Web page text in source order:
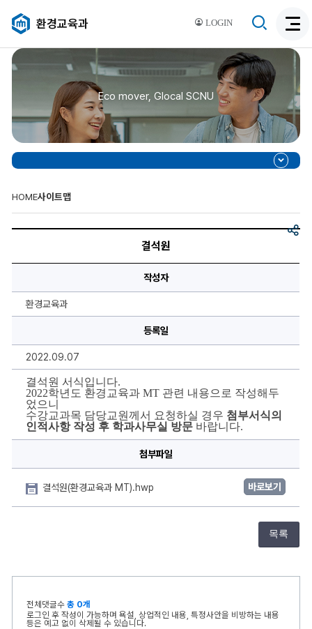
LOGIN
환경교육과
색
활
성
색
Eco mover, Glocal SCNU
HOME사이트맵
공
에
상
결석원
작성자
환경교육과
등록일
2022.09.07
결석원 서식입니다.
2022학년도 환경교육과 MT 관련 내용으로 작성해두
었으니
수강교과목 담당교원께서 요청하실 경우 첨부서식의
인적사항 작성 후 학과사무실 방문 바랍니다.
첨부파일
결석원(환경교육과 MT).hwp 바로보기
목록
전체댓글수 총 0개
로그인 후 작성이 가능하며 욕설, 상업적인 내용, 특정사안을 비방하는 내용
등은 예고 없이 삭제될 수 있습니다.